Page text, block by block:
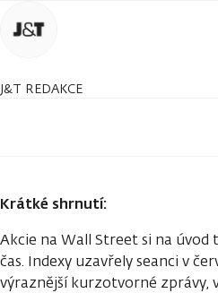
J&T REDAKCE
Krátké shrnutí:
Akcie na Wall Street si na úvod
čas. Indexy uzavřely seanci v
výraznější kurzotvorné